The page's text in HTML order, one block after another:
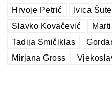
Hrvoje Petrić
Ivica Šute
Slavko Kovačević
Tadija Smičiklas
Mirjana Gross